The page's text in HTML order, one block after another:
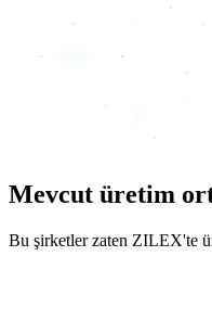
Mevcut üretim
Bu şirketler zaten ZILEX'te